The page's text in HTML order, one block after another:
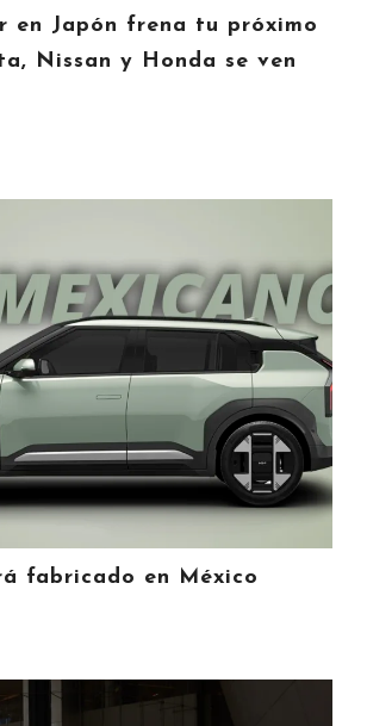
en Japón frena tu próximo
Nissan y Honda se ven
fabricado en México